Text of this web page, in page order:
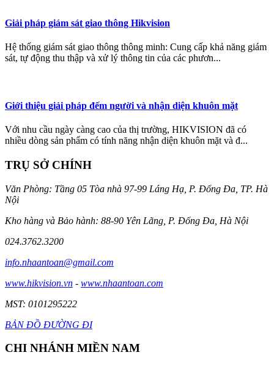
Giải pháp giám sát giao thông Hikvision
Hệ thống giám sát giao thông thông minh: Cung cấp khả năng giám
sát, tự động thu thập và xử lý thông tin của các phươn...
Giới thiệu giải pháp đếm người và nhận diện khuôn mặt
Với nhu cầu ngày càng cao của thị trường, HIKVISION đã có
nhiều dòng sản phẩm có tính năng nhận diện khuôn mặt và đ...
TRỤ SỞ CHÍNH
Văn Phòng: Tầng 05 Tòa nhà 97-99 Láng Hạ, P. Đống Đa, TP. Hà
Nội
Kho hàng và Bảo hành: 88-90 Yên Lãng, P. Đống Đa, Hà Nội
024.3762.3200
info.nhaantoan@gmail.com
www.hikvision.vn - www.nhaantoan.com
MST: 0101295222
BẢN ĐỒ ĐƯỜNG ĐI
CHI NHÁNH MIỀN NAM